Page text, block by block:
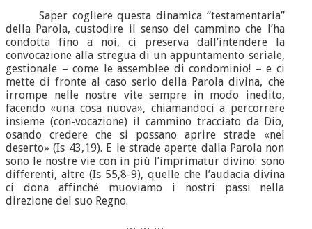
Saper cogliere questa dinamica “testamentaria”
della Parola, custodire il senso del cammino che l’ha
condotta fino a noi, ci preserva dall’intendere la
convocazione alla stregua di un appuntamento seriale,
gestionale – come le assemblee di condominio! – e ci
mette di fronte al caso serio della Parola divina, che
irrompe nelle nostre vite sempre in modo inedito,
facendo «una cosa nuova», chiamandoci a percorrere
insieme (con-vocazione) il cammino tracciato da Dio,
osando credere che si possano aprire strade «nel
deserto» (Is 43,19). E le strade aperte dalla Parola non
sono le nostre vie con in più l’imprimatur divino: sono
differenti, altre (Is 55,8-9), quelle che l’audacia divina
ci dona affinché muoviamo i nostri passi nella
direzione del suo Regno.
… … …